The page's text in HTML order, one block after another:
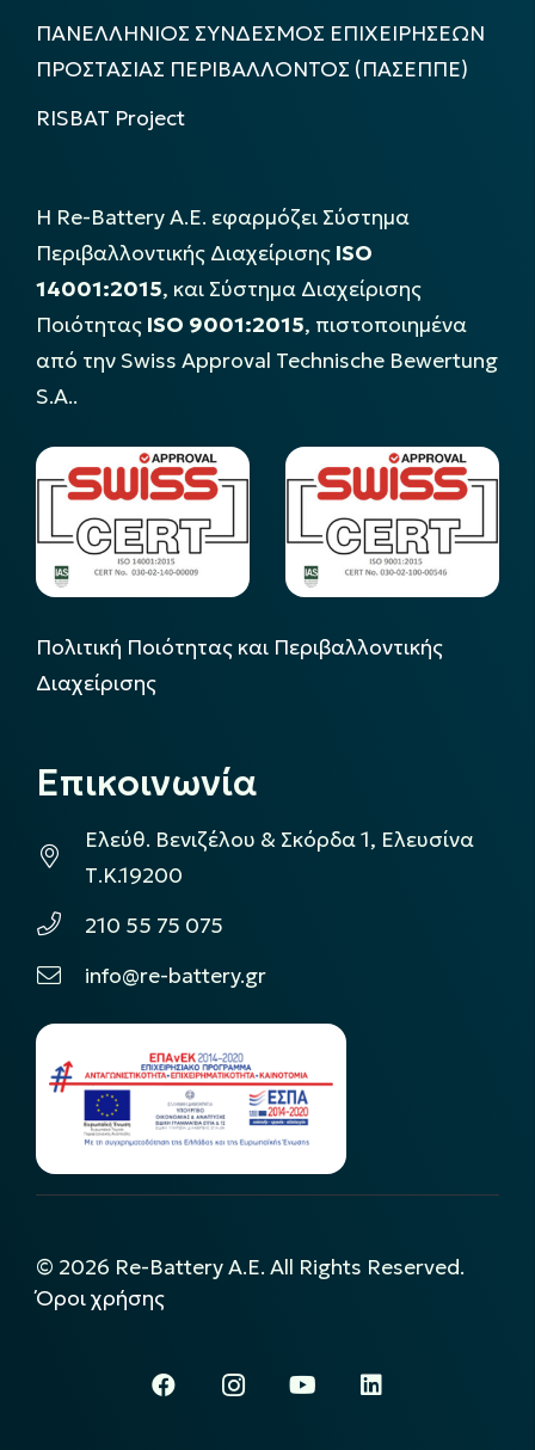
ΠΑΝΕΛΛΗΝΙΟΣ ΣΥΝΔΕΣΜΟΣ ΕΠΙΧΕΙΡΗΣΕΩΝ
ΠΡΟΣΤΑΣΙΑΣ ΠΕΡΙΒΑΛΛΟΝΤΟΣ (ΠΑΣΕΠΠΕ)
RISBAT Project
Η Re-Battery Α.Ε. εφαρμόζει Σύστημα
Περιβαλλοντικής Διαχείρισης ISO
14001:2015, και Σύστημα Διαχείρισης
Ποιότητας ISO 9001:2015, πιστοποιημένα
από την Swiss Approval Technische Bewertung
S.A..
Πολιτική Ποιότητας και Περιβαλλοντικής
Διαχείρισης
Επικοινωνία
Ελεύθ. Βενιζέλου & Σκόρδα 1, Ελευσίνα
Τ.Κ.19200
210 55 75 075
info@re-battery.gr
© 2026 Re-Battery A.E. All Rights Reserved.
Όροι χρήσης